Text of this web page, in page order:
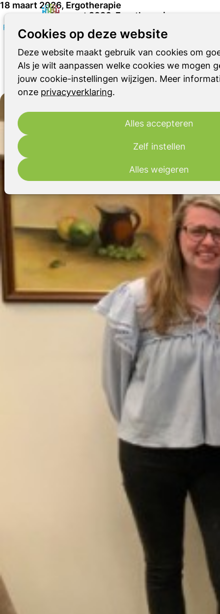
Cookies op deze website
Deze website maakt gebruik van cookies om
Als je wilt aanpassen welke cookies we mogen
jouw cookie-instellingen wijzigen. Meer
onze privacyverklaring.
Alles accepteren
Zelf instellen
Alles weigeren
18 maart 2026, Ergotherapie
18 maart 2026, Ergotherapie
houdt het in en welke mogelijkheden zijn er?
19 maart 2026